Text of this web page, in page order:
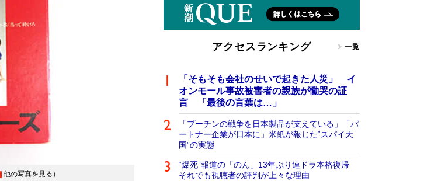
他の写真を見る ）
アクセスランキング 一覧
「そもそも会社のせいで起きた人災」 イ
オンモール事故被害者の親族が慟哭の証
言 「最後の言葉は…」
「プーチンの戦争を日本製品が支えている」「パ
ートナー企業が日本に」米紙が報じた“スパイ天
国”の実態
“爆死”報道の「のん」13年ぶり連ドラ本格復帰
それでも視聴者の評判が上々な理由